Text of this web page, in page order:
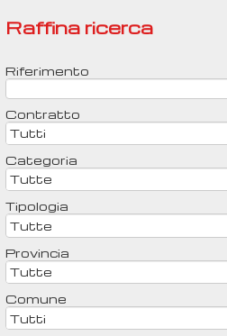
Raffina ricerca
Riferimento
Contratto
Categoria
Tipologia
Provincia
Comune